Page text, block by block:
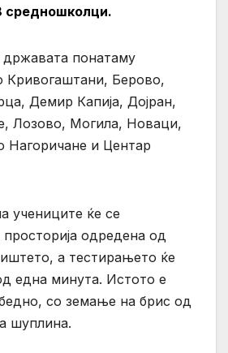
средношколци.
понатаму
Кривогаштани, Берово,
Демир Капија, Дојран,
Лозово, Могила, Новаци,
Нагоричане и Центар
учениците ќе се
одредена од
а тестирањето ќе
една минута. Истото е
со земање на брис од
шуплина.